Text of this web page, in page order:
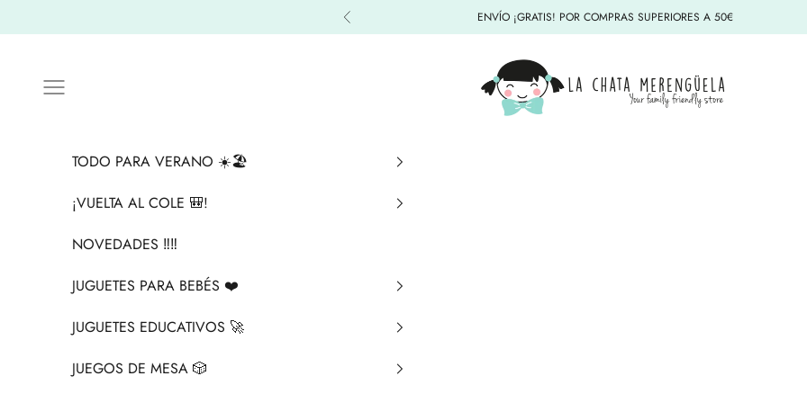
Anterior ENVÍO ¡GRATIS! POR COMPRAS SUPERIORES A 50€
La Chata Merengüela
Menú
TODO PARA VERANO ☀️🏖️
¡VUELTA AL COLE 🎒!
NOVEDADES ‼️​‼️​
JUGUETES PARA BEBÉS ❤️​
JUGUETES EDUCATIVOS 🚀
JUEGOS DE MESA 🎲